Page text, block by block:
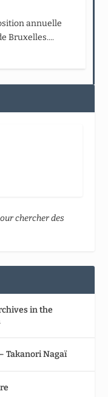
annuelle
Bruxelles....
chercher des
in the
Takanori Nagaï